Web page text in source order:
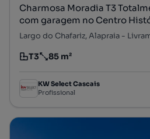
Charmosa Moradia T3
com garagem no Centro
Tipologia
T3
Preço por metro quadrado
85 m²
KW Select Cascais
Profissional